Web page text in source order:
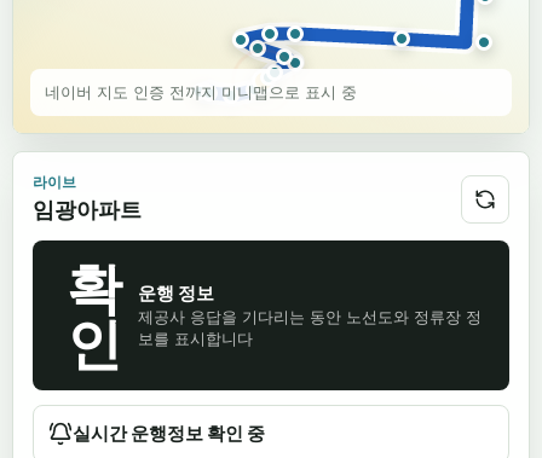
경기도 수원시·203000068
아주대.아주대학교병원
경기도 수원시·203000066
수원월드컵경기장.동성중학교
경기도 수원시·202000037
우만동4단지
경기도 수원시 ·202000053
경기대수원캠퍼스후문.수원박물관
경기도 수원시·203000166
네이버 지도 인증 전까지 미니맵으로 표시 중
라이브
임광아파트
확
인
운행 정보
제공사 응답을 기다리는 동안 노선도와 정류장 정
보를 표시합니다
실시간 운행정보 확인 중